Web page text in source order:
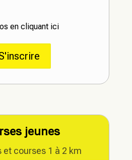
en cliquant ici
jeunes
et courses 1 à 2 km